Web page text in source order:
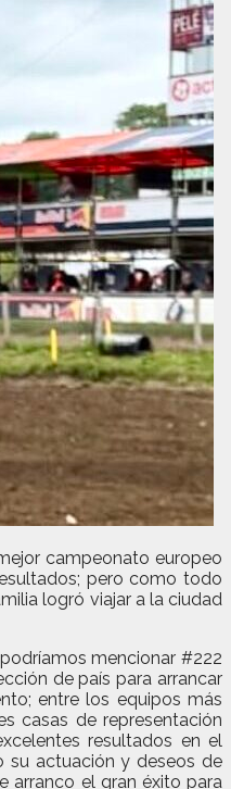
campeonato europeo
pero como todo
logró viajar a la ciudad
mencionar #222
de país para arrancar
entre los equipos más
casas de representación
resultados en el
su actuación y deseos de
arranco el gran éxito para